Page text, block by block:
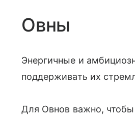
Овны
Энергичные и
поддерживать их
Для Овнов важно,